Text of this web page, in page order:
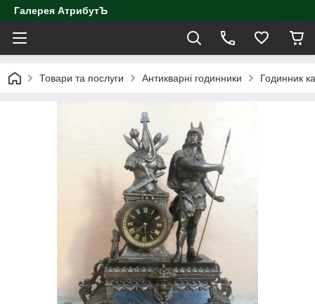
Галерея АтрибутЪ
Товари та послуги Антикварні годинники Годинник